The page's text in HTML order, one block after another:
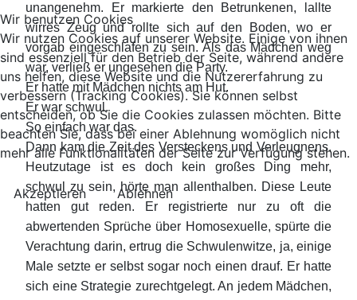
unangenehm. Er markierte den Betrunkenen, lallte
wirres Zeug und rollte sich auf den Boden, wo er
vorgab eingeschlafen zu sein. Als das Mädchen weg
war, verließ er ungesehen die Party.
Er hatte mit Mädchen nichts am Hut.
Er war schwul.
So einfach war das.
Dann kam die Zeit des Versteckens und Verleugnens.
Heutzutage ist es doch kein großes Ding mehr,
schwul zu sein, hörte man allenthalben. Diese Leute
hatten gut reden. Er registrierte nur zu oft die
abwertenden Sprüche über Homosexuelle, spürte die
Verachtung darin, ertrug die Schwulenwitze, ja, einige
Male setzte er selbst sogar noch einen drauf. Er hatte
sich eine Strategie zurechtgelegt. An jedem Mädchen,
Wir benutzen Cookies
Wir nutzen Cookies auf unserer Website. Einige von ihnen
sind essenziell für den Betrieb der Seite, während andere
uns helfen, diese Website und die Nutzererfahrung zu
verbessern (Tracking Cookies). Sie können selbst
entscheiden, ob Sie die Cookies zulassen möchten. Bitte
beachten Sie, dass bei einer Ablehnung womöglich nicht
mehr alle Funktionalitäten der Seite zur Verfügung stehen.
Akzeptieren Ablehnen